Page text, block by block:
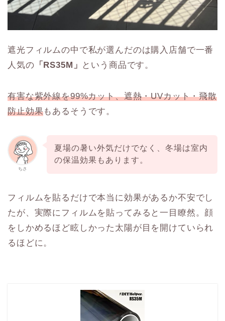
遮光フィルムの中で私が選んだのは購入店舗で一番
人気の 「RS35M」 という商品です。
有害な紫外線を99%カット、遮熱・UVカット・飛散
防止効果もあるそうです。
ちさ
夏場の暑い外気だけでなく、冬場は室内
の保温効果もあります。
フィルムを貼るだけで本当に効果があるか不安でし
たが、実際にフィルムを貼ってみると一目瞭然。顔
をしかめるほど眩しかった太陽が目を開けていられ
るほどに。